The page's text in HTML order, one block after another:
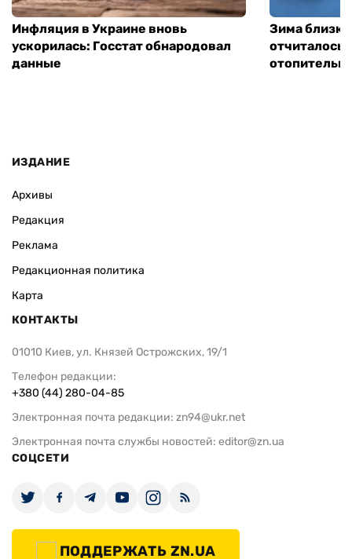
Инфляция в Украине вновь
ускорилась: Госстат обнародовал
данные
Зима
отчиталось
ИЗДАНИЕ
Архивы
Редакция
Реклама
Редакционная политика
Карта
КОНТАКТЫ
01010 Киев, ул. Князей Острожских, 19/1
Телефон редакции:
+380 (44) 280-04-85
Электронная почта редакции: zn94@ukr.net
Электронная почта службы новостей: editor@zn.ua
СОЦСЕТИ
ПОДДЕРЖАТЬ ZN.UA